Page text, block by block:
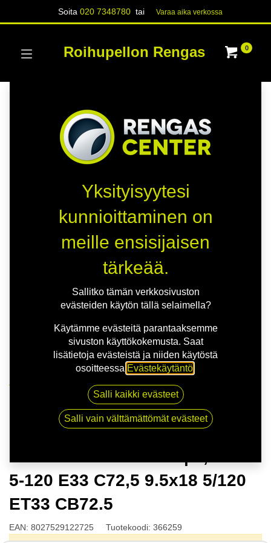
Soita020 7348780 tai Varaa aika verk​​​​ossa
Roihupellon Rengas 0
OZ CHALLENGE HLT | 9,5X18 5-120 E33 C72,5
9.5x18 5/120 ET33 CB72.5
5-120 E33 C72,5 9.5x18 5/120
ET33 CB72.5
EAN: 8027529122725 Tuotekoodi: 366259
Yksityisyytesi
kunnioittaminen on
meille ensisijaisen
tärkeää.
Sallitko tämän verkkosivuston
evästeiden käytön tällä selaimella?
Käytämme evästeitä parantaaksemme
sivuston käyttökokemusta. Saat
lisätietoja evästeistä ja niiden käytöstä
osoitteessa Evästekäytäntö
Salli kaikki evästeet
Salli vain välttämättömät evästeet